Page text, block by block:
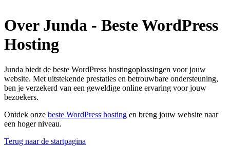
Over Junda - Beste WordPress
Hosting
Junda biedt de beste WordPress hostingoplossingen voor jouw
website. Met uitstekende prestaties en betrouwbare ondersteuning,
ben je verzekerd van een geweldige online ervaring voor jouw
bezoekers.
Ontdek onze beste WordPress hosting en breng jouw website naar
een hoger niveau.
Terug naar de startpagina